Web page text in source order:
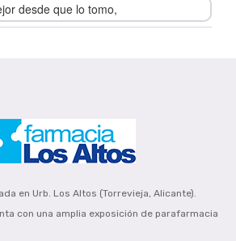
desde que lo tomo,
en Urb. Los Altos (Torrevieja, Alicante).
con una amplia exposición de parafarmacia